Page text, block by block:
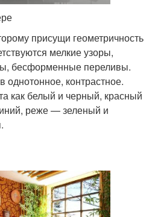
присущи геометричность
мелкие узоры,
бесформенные переливы.
контрастное.
как белый и черный, красный
реже — зеленый и